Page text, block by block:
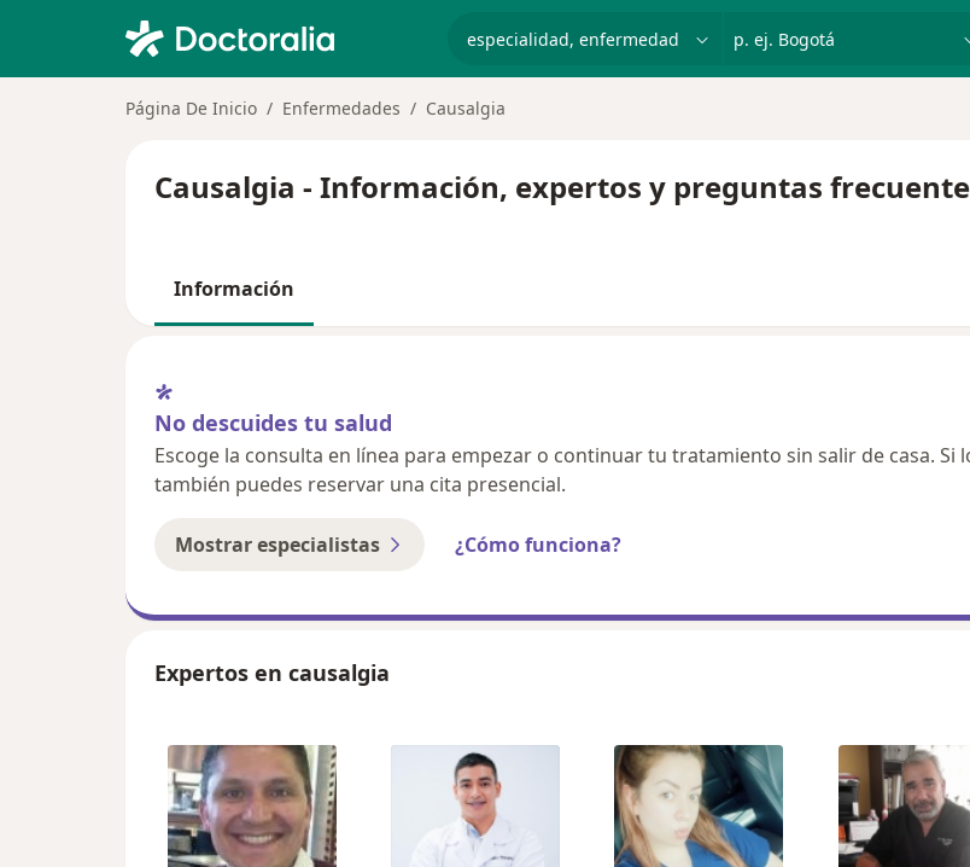
p. ej. Bogotá
Página De Inicio Enfermedades Causalgia
Causalgia - Información, expertos y preguntas
Información
No descuides tu salud
Escoge la consulta en línea para empezar o continuar tu tratamiento sin salir de casa. Si
también puedes reservar una cita presencial.
Mostrar especialistas ¿Cómo funciona?
Expertos en causalgia